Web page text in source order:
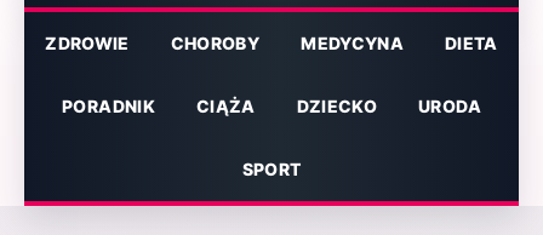
ZDROWIE CHOROBY MEDYCYNA DIETA
PORADNIK CIĄŻA DZIECKO URODA
SPORT